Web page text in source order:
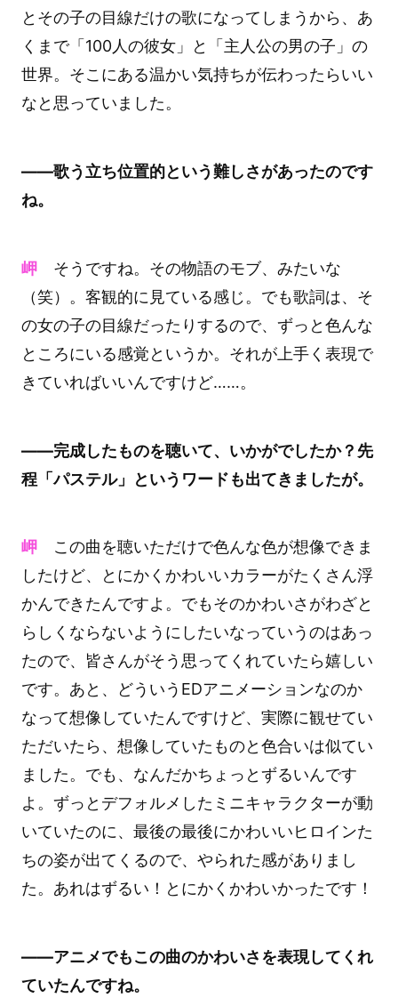
とその子の目線だけの歌になってしまうから、あ
くまで「100人の彼女」と「主人公の男の子」の
世界。そこにある温かい気持ちが伝わったらいい
なと思っていました。
――歌う立ち位置的という難しさがあったのです
ね。
岬そうですね。その物語のモブ、みたいな
（笑）。客観的に見ている感じ。でも歌詞は、そ
の女の子の目線だったりするので、ずっと色んな
ところにいる感覚というか。それが上手く表現で
きていればいいんですけど……。
――完成したものを聴いて、いかがでしたか？先
程「パステル」というワードも出てきましたが。
岬この曲を聴いただけで色んな色が想像できま
したけど、とにかくかわいいカラーがたくさん浮
かんできたんですよ。でもそのかわいさがわざと
らしくならないようにしたいなっていうのはあっ
たので、皆さんがそう思ってくれていたら嬉しい
です。あと、どういうEDアニメーションなのか
なって想像していたんですけど、実際に観せてい
ただいたら、想像していたものと色合いは似てい
ました。でも、なんだかちょっとずるいんです
よ。ずっとデフォルメしたミニキャラクターが動
いていたのに、最後の最後にかわいいヒロインた
ちの姿が出てくるので、やられた感がありまし
た。あれはずるい！とにかくかわいかったです！
――アニメでもこの曲のかわいさを表現してくれ
ていたんですね。